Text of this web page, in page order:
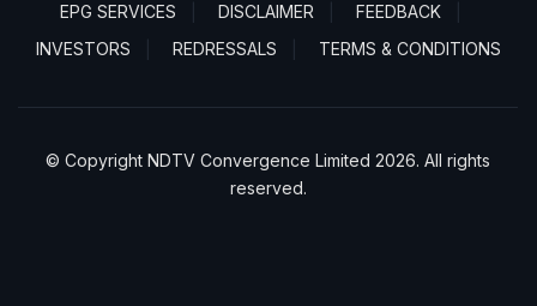
EPG SERVICES
DISCLAIMER
FEEDBACK
INVESTORS
REDRESSALS TERMS & CONDITIONS
© Copyright NDTV Convergence Limited 2026. All rights
reserved.